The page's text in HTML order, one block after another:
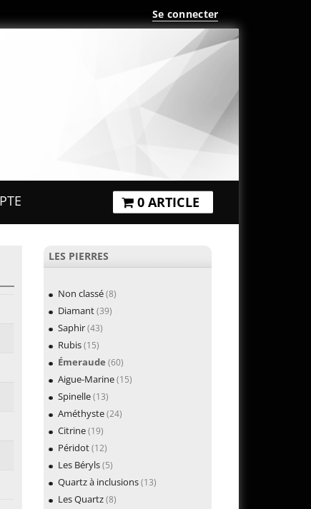
Se connecter
0 ARTICLE
LES PIERRES
Non classé(8)
Diamant(39)
Saphir(43)
Rubis(15)
Émeraude (60)
Aigue-Marine(15)
Spinelle(13)
Améthyste(24)
Citrine(19)
Péridot(12)
Les Béryls(5)
Quartz à inclusions(13)
Les Quartz(8)